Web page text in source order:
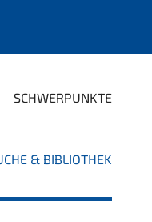
SCHWERPUNKTE
& BIBLIOTHEK